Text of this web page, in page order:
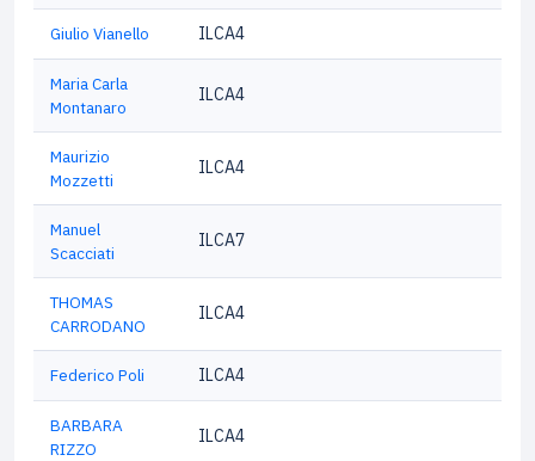
Giulio Vianello ILCA4
Maria Carla
Montanaro
ILCA4
Maurizio
Mozzetti
ILCA4
Manuel
Scacciati
ILCA7
THOMAS
CARRODANO
ILCA4
Federico Poli ILCA4
BARBARA
RIZZO
ILCA4